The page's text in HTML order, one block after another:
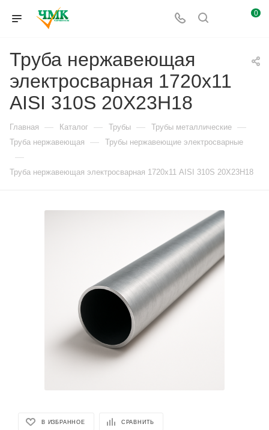
0
Труба нержавеющая
электросварная 1720х11
AISI 310S 20Х23Н18
Главная — Каталог — Трубы — Трубы металлические —
Труба нержавеющая — Трубы нержавеющие электросварные
—
Труба нержавеющая электросварная 1720х11 AISI 310S 20Х23Н18
В ИЗБРАННОЕ СРАВНИТЬ